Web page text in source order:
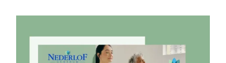
MET
CORONAVIRUS
(COVID-
19)